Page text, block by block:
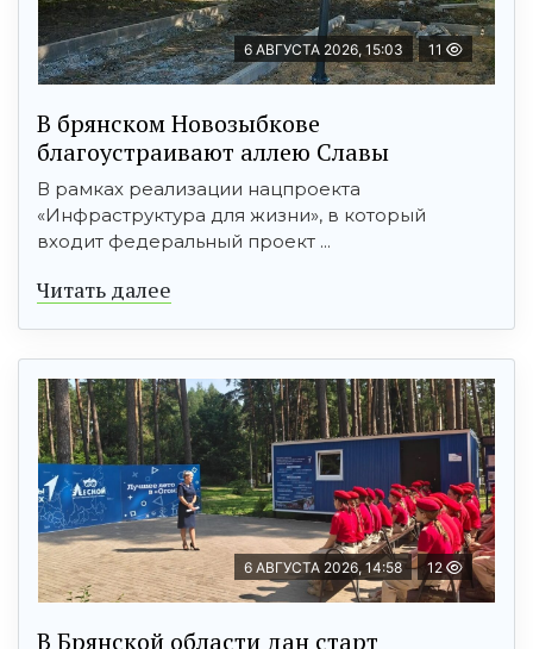
6 АВГУСТА 2026, 15:03 11
В брянском Новозыбкове
благоустраивают аллею Славы
В рамках реализации нацпроекта
«Инфраструктура для жизни», в который
входит федеральный проект ...
Читать далее
6 АВГУСТА 2026, 14:58 12
В Брянской области дан старт